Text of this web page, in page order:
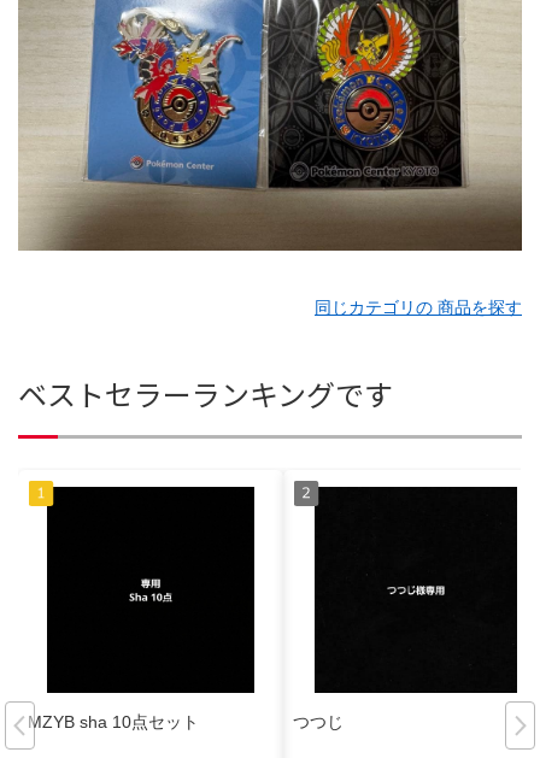
同じカテゴリの 商品を探す
ベストセラーランキングです
MZYB sha 10点セット つつじ